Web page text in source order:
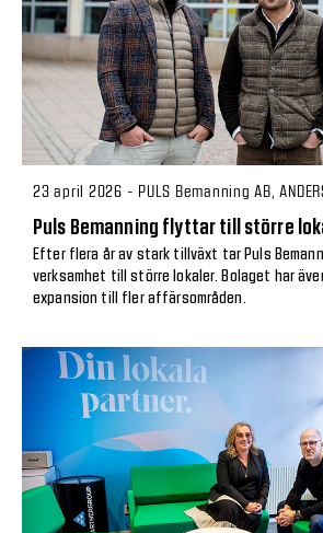
23 april 2026 - PULS Bemanning AB,
Puls Bemanning flyttar till större
Efter flera år av stark tillväxt tar Puls
verksamhet till större lokaler. Bolaget har
expansion till fler affärsområden.